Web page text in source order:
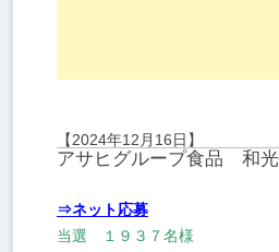
【2024年12月16日】
アサヒグループ食品 和
⇒ネット応募
当選 １９３７名様